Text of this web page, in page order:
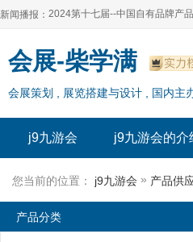
新闻播报：
2024上海自有品牌展--百货展|食
2024全球自有--品牌产品亚洲展
2024上海自有品牌展--2024上海
2024第十七届--中国自有品牌产
2024全球自有--品牌产品亚洲展
2024年上海--第17届自有品牌展
会展-柴学满
会展策划 , 展览搭建与设计 , 国内主
j9九游会 j9九游会的介
您当前的位置： j9九游会 » 产品供
产品分类